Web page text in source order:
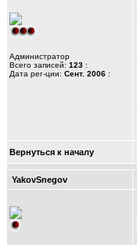
Администратор
Всего записей: 123 :
Дата рег-ции: Сент. 2006 :
Вернуться к началу
YakovSnegov